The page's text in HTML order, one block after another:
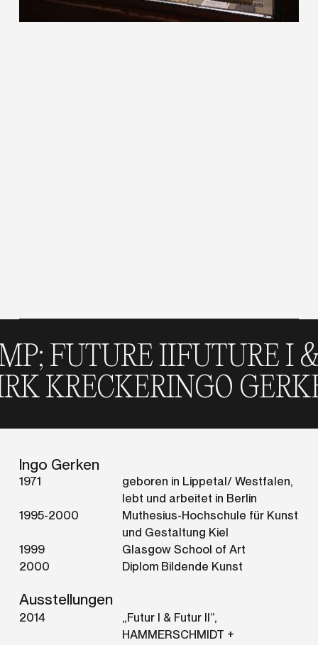
FUTURE IIFUTURE I
DIRK KRECKERINGO
Ingo Gerken
1971
geboren in Lippetal/ Westfalen,
lebt und arbeitet in Berlin
1995-2000
Muthesius-Hochschule für Kunst
und Gestaltung Kiel
1999
Glasgow School of Art
2000
Diplom Bildende Kunst
Ausstellungen
2014
„Futur I & Futur II“,
HAMMERSCHMIDT +